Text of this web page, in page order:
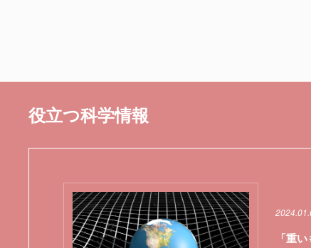
役立つ科学情報
「重